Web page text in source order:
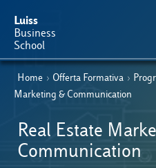
Luiss
Business
School
Offerta Formativa
Perché Luiss Business
Faculty & Ricerca
Home › Offerta Formativa ›
Marketing & Communication
Real Estate
Communication